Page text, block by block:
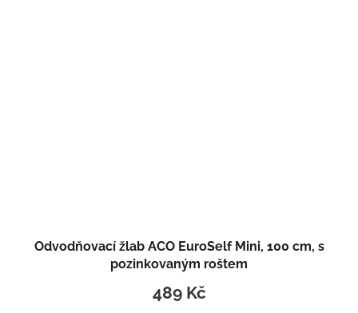
Odvodňovací žlab ACO EuroSelf Mini, 100 cm, s
pozinkovaným roštem
489 Kč